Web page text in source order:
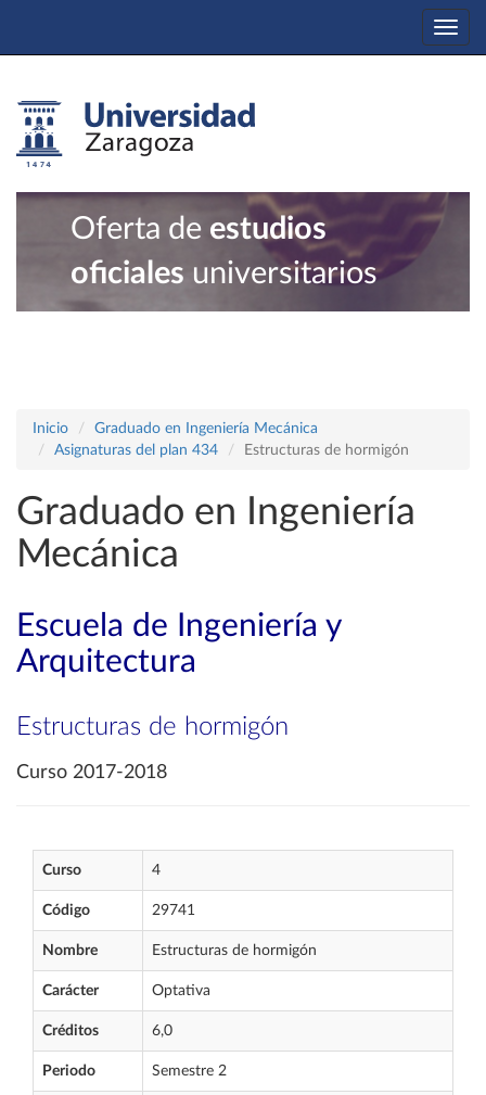
Oferta de estudios
oficiales universitarios
Inicio
Graduado en Ingeniería Mecánica
Asignaturas del plan 434
Estructuras de hormigón
Graduado en Ingeniería
Mecánica
Escuela de Ingeniería y
Arquitectura
Estructuras de hormigón
Curso 2017-2018
Curso 4
Código 29741
Nombre Estructuras de hormigón
Carácter Optativa
Créditos 6,0
Periodo Semestre 2